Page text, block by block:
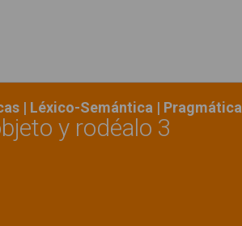
| Léxico-Semántica | Pragmática
y rodéalo 3